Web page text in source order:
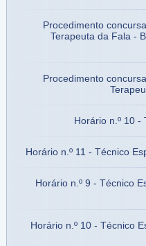
Procedimento
Terapeuta da Fala -
Procedimento
Horário n.º 10 -
Horário n.º 11 - Técnico
Horário n.º 9 - Técnico
Horário n.º 10 - Técnico